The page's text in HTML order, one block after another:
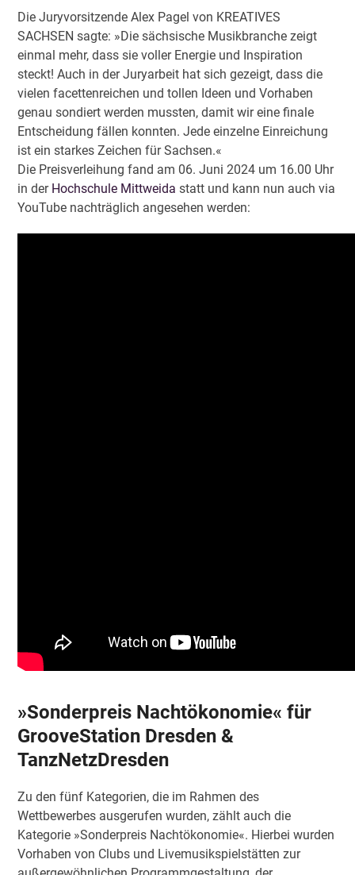
Die Juryvorsitzende Alex Pagel von KREATIVES
SACHSEN sagte: »Die sächsische Musikbranche zeigt
einmal mehr, dass sie voller Energie und Inspiration
steckt! Auch in der Juryarbeit hat sich gezeigt, dass die
vielen facettenreichen und tollen Ideen und Vorhaben
genau sondiert werden mussten, damit wir eine finale
Entscheidung fällen konnten. Jede einzelne Einreichung
ist ein starkes Zeichen für Sachsen.«
Die Preisverleihung fand am 06. Juni 2024 um 16.00 Uhr
in der Hochschule Mittweida statt und kann nun auch via
YouTube nachträglich angesehen werden:
»Sonderpreis Nachtökonomie« für
GrooveStation Dresden &
TanzNetzDresden
Zu den fünf Kategorien, die im Rahmen des
Wettbewerbes ausgerufen wurden, zählt auch die
Kategorie »Sonderpreis Nachtökonomie«. Hierbei wurden
Vorhaben von Clubs und Livemusikspielstätten zur